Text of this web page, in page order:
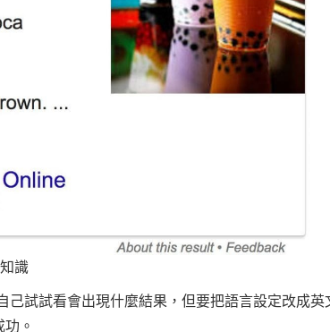
識
己試試看會出現什麼結果，但要把語言設定改成英
。